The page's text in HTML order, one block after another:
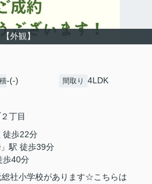
【外観】
-(-) 間取り 4LDK
２丁目
徒歩22分
」駅 徒歩39分
歩40分
社小学校があります☆こちらは